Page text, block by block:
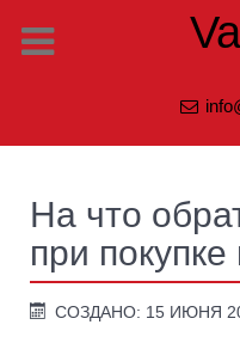
На что
при
СОЗДАНО: 15 ИЮНЯ